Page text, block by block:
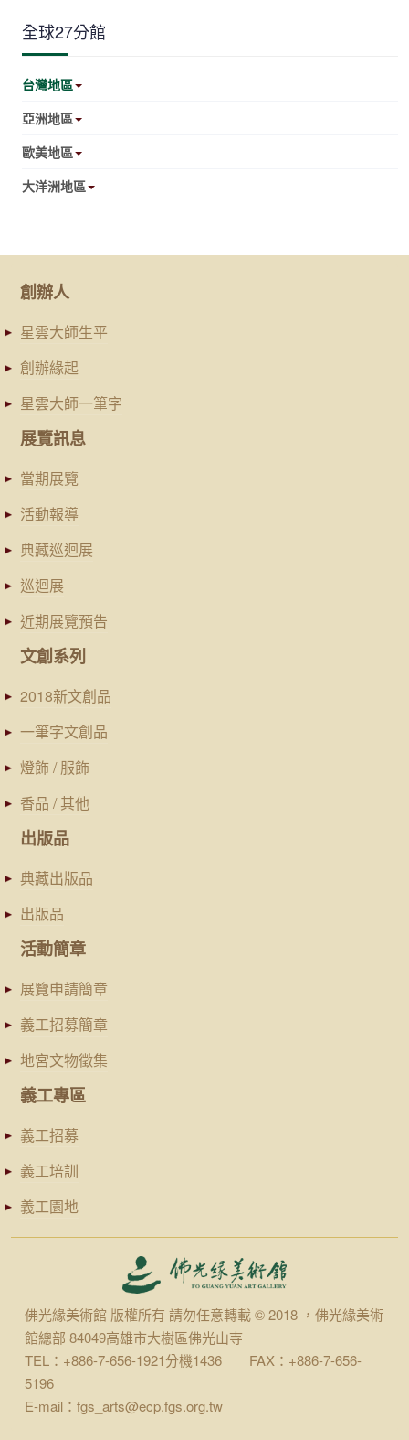
全球27分館
台灣地區
亞洲地區
歐美地區
大洋洲地區
創辦人
星雲大師生平
創辦緣起
星雲大師一筆字
展覽訊息
當期展覽
活動報導
典藏巡迴展
巡迴展
近期展覽預告
文創系列
2018新文創品
一筆字文創品
燈飾 / 服飾
香品 / 其他
出版品
典藏出版品
出版品
活動簡章
展覽申請簡章
義工招募簡章
地宮文物徵集
義工專區
義工招募
義工培訓
義工園地
佛光緣美術館 版權所有 請勿任意轉載 © 2018 ，佛光緣美術
館總部 84049高雄市大樹區佛光山寺
TEL：+886-7-656-1921分機1436 FAX：+886-7-656-
5196
E-mail：fgs_arts@ecp.fgs.org.tw